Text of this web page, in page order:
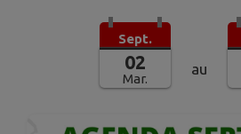
Sept.
02
Mar.
au